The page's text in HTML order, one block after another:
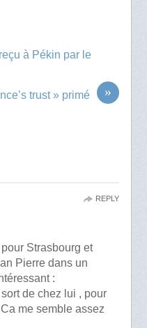
à Pékin par le
»
trust » primé
Strasbourg et
Pierre dans un
:
de chez lui , pour
me semble assez
REPLY